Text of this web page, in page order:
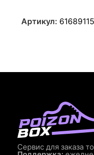
Артикул:
Сервис для заказа